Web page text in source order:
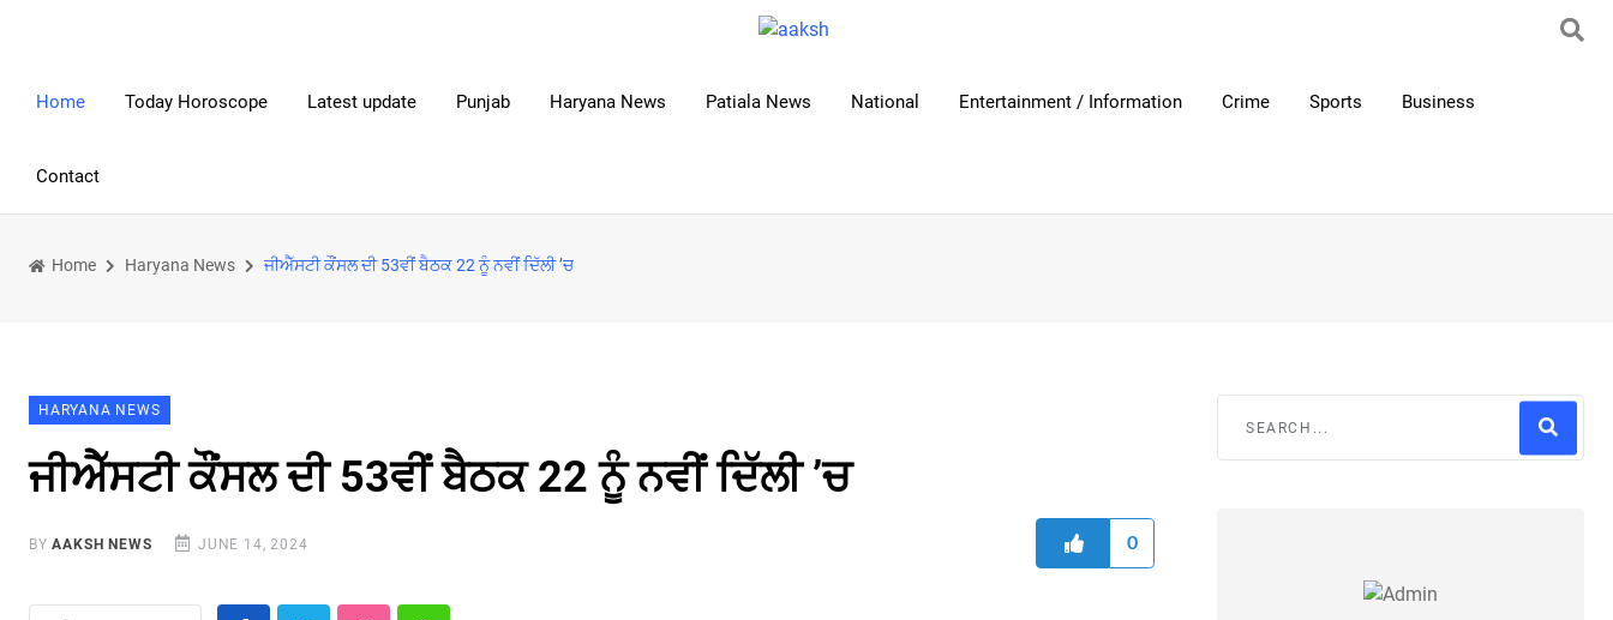
Home Today Horoscope Latest update Punjab Haryana News Patiala News National Entertainment / Information Crime Sports Business
Contact
Home Haryana News ਜੀਐੱਸਟੀ ਕੌਂਸਲ ਦੀ 53ਵੀਂ ਬੈਠਕ 22 ਨੂੰ ਨਵੀਂ ਦਿੱਲੀ ’ਚ
HARYANA NEWS
ਜੀਐੱਸਟੀ ਕੌਂਸਲ ਦੀ 53ਵੀਂ ਬੈਠਕ 22 ਨੂੰ ਨਵੀਂ ਦਿੱਲੀ ’ਚ
BYAAKSH NEWS JUNE 14, 2024 0